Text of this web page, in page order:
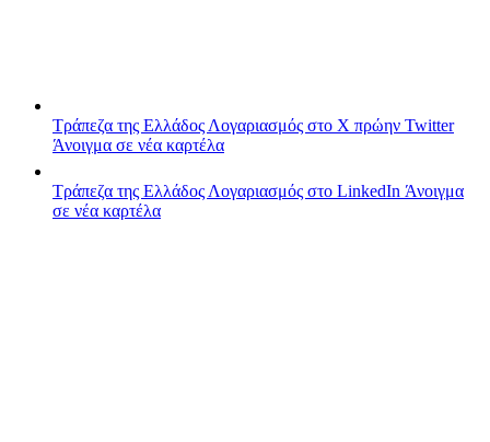
Τράπεζα της Ελλάδος Λογαριασμός στο X πρώην Twitter
Άνοιγμα σε νέα καρτέλα
Τράπεζα της Ελλάδος Λογαριασμός στο LinkedIn Άνοιγμα
σε νέα καρτέλα